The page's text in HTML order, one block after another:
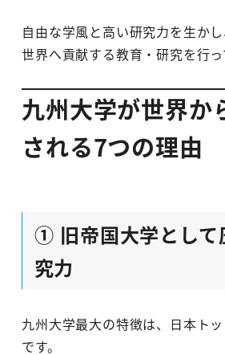
自由な学風と高い研究力を生か
世界へ貢献する教育・研究を行っ
九州大学が世界か
される7つの理由
① 旧帝国大学として
究力
九州大学最大の特徴は、日本ト
です。